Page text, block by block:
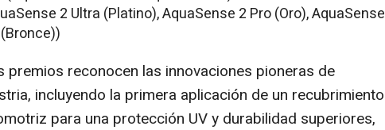
2 Ultra (Platino), AquaSense 2 Pro (Oro), AquaSense
premios reconocen las innovaciones pioneras de
incluyendo la primera aplicación de un recubrimiento
para una protección UV y durabilidad superiores,